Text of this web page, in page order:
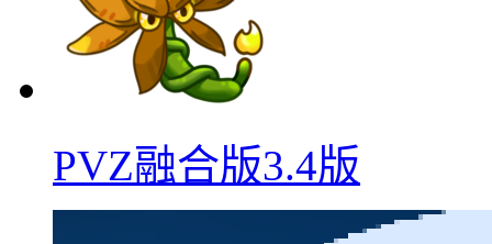
PVZ融合版3.4版